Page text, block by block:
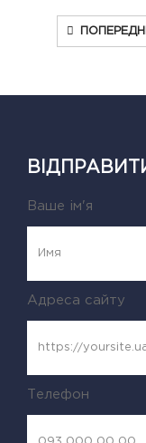
Ваше ім'я
Адреса сайту
Телефон